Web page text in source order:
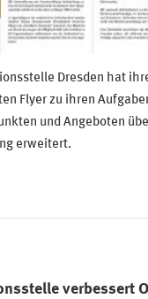
Dresden hat
Flyer zu ihren
und Angeboten
erweitert.
verbessert